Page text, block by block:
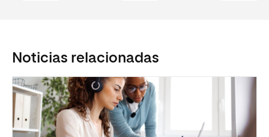
Noticias relacionadas